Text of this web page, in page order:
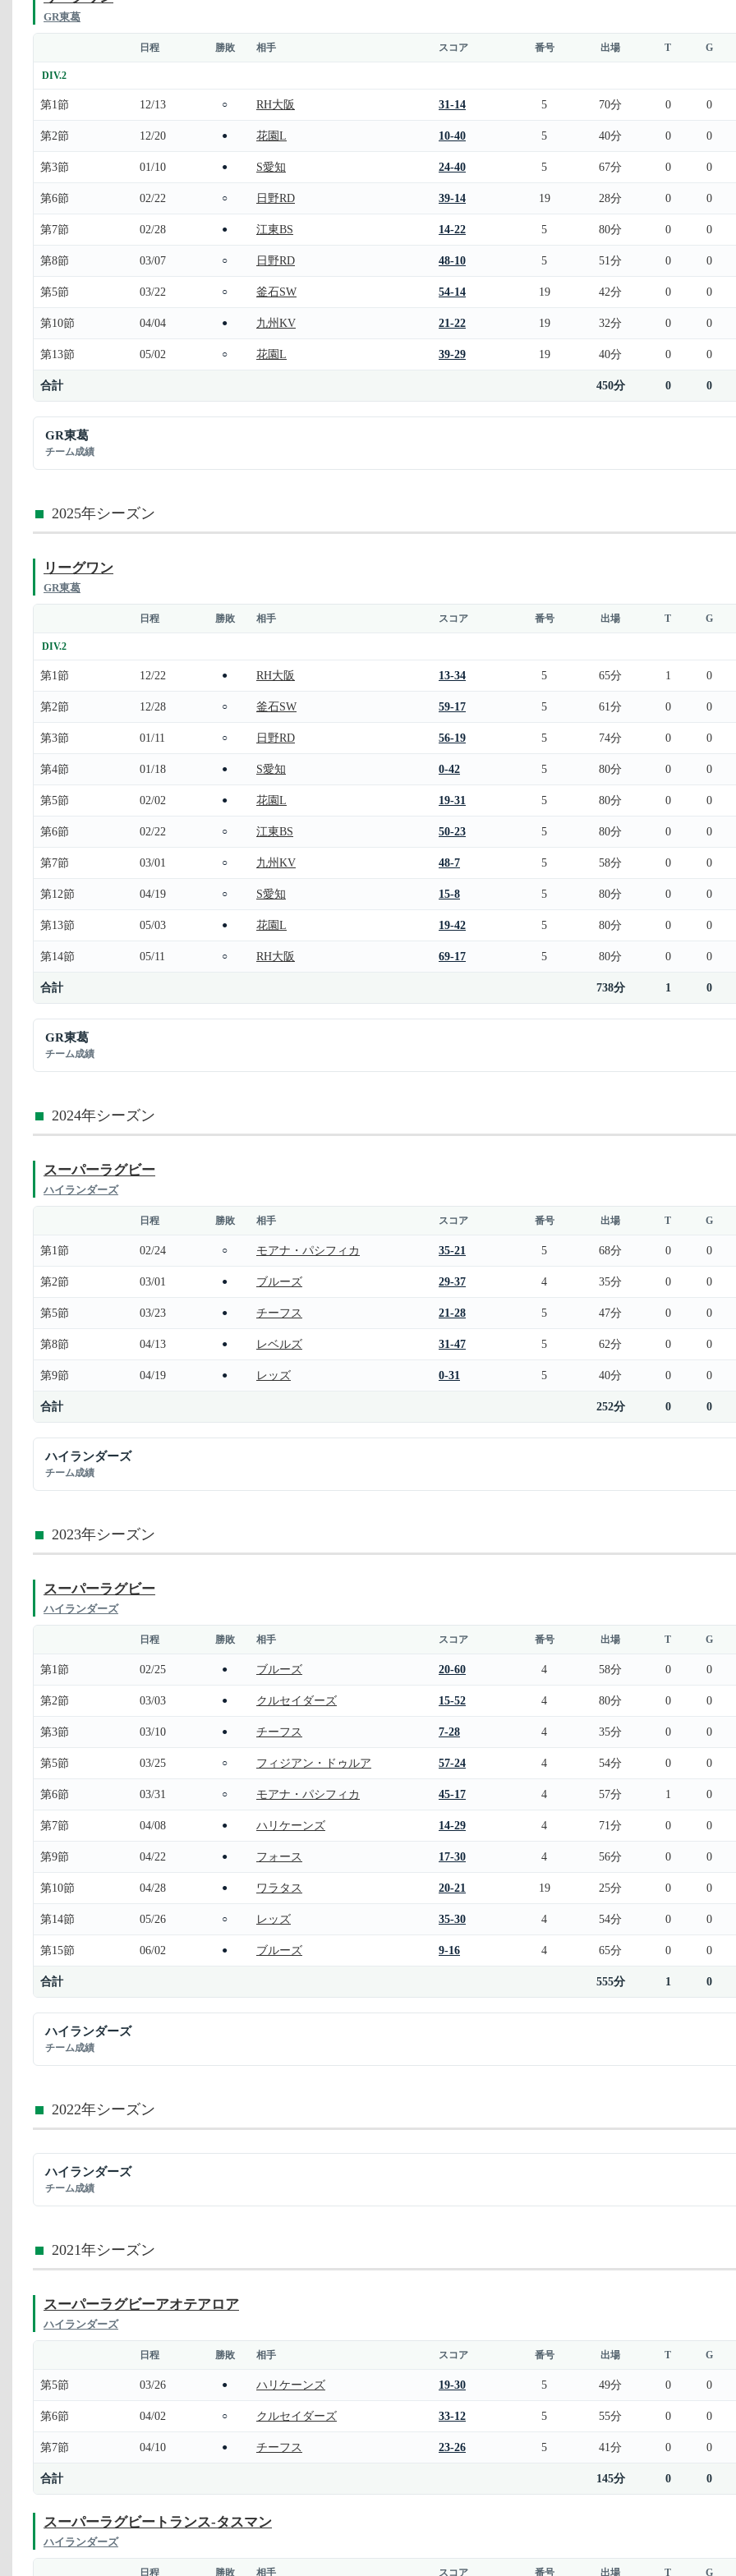
GR東葛
日程 勝敗 相手 スコア 番号 出場 T G
DIV.2
第1節 12/13 ○ RH大阪 31-14 5 70分 0 0
第2節 12/20 ● 花園L 10-40 5 40分 0 0
第3節 01/10 ● S愛知 24-40 5 67分 0 0
第6節 02/22 ○ 日野RD 39-14 19 28分 0 0
第7節 02/28 ● 江東BS 14-22 5 80分 0 0
第8節 03/07 ○ 日野RD 48-10 5 51分 0 0
第5節 03/22 ○ 釜石SW 54-14 19 42分 0 0
第10節 04/04 ● 九州KV 21-22 19 32分 0 0
第13節 05/02 ○ 花園L 39-29 19 40分 0 0
合計 450分 0 0
GR東葛
チーム成績
2025年シーズン
リーグワン
GR東葛
日程 勝敗 相手 スコア 番号 出場 T G
DIV.2
第1節 12/22 ● RH大阪 13-34 5 65分 1 0
第2節 12/28 ○ 釜石SW 59-17 5 61分 0 0
第3節 01/11 ○ 日野RD 56-19 5 74分 0 0
第4節 01/18 ● S愛知 0-42 5 80分 0 0
第5節 02/02 ● 花園L 19-31 5 80分 0 0
第6節 02/22 ○ 江東BS 50-23 5 80分 0 0
第7節 03/01 ○ 九州KV 48-7 5 58分 0 0
第12節 04/19 ○ S愛知 15-8 5 80分 0 0
第13節 05/03 ● 花園L 19-42 5 80分 0 0
第14節 05/11 ○ RH大阪 69-17 5 80分 0 0
合計 738分 1 0
GR東葛
チーム成績
2024年シーズン
スーパーラグビー
ハイランダーズ
日程 勝敗 相手 スコア 番号 出場 T G
第1節 02/24 ○ モアナ・パシフィカ 35-21 5 68分 0 0
第2節 03/01 ● ブルーズ 29-37 4 35分 0 0
第5節 03/23 ● チーフス 21-28 5 47分 0 0
第8節 04/13 ● レベルズ 31-47 5 62分 0 0
第9節 04/19 ● レッズ 0-31 5 40分 0 0
合計 252分 0 0
ハイランダーズ
チーム成績
2023年シーズン
スーパーラグビー
ハイランダーズ
日程 勝敗 相手 スコア 番号 出場 T G
第1節 02/25 ● ブルーズ 20-60 4 58分 0 0
第2節 03/03 ● クルセイダーズ 15-52 4 80分 0 0
第3節 03/10 ● チーフス 7-28 4 35分 0 0
第5節 03/25 ○ フィジアン・ドゥルア 57-24 4 54分 0 0
第6節 03/31 ○ モアナ・パシフィカ 45-17 4 57分 1 0
第7節 04/08 ● ハリケーンズ 14-29 4 71分 0 0
第9節 04/22 ● フォース 17-30 4 56分 0 0
第10節 04/28 ● ワラタス 20-21 19 25分 0 0
第14節 05/26 ○ レッズ 35-30 4 54分 0 0
第15節 06/02 ● ブルーズ 9-16 4 65分 0 0
合計 555分 1 0
ハイランダーズ
チーム成績
2022年シーズン
ハイランダーズ
チーム成績
2021年シーズン
スーパーラグビーアオテアロア
ハイランダーズ
日程 勝敗 相手 スコア 番号 出場 T G
第5節 03/26 ● ハリケーンズ 19-30 5 49分 0 0
第6節 04/02 ○ クルセイダーズ 33-12 5 55分 0 0
第7節 04/10 ● チーフス 23-26 5 41分 0 0
合計 145分 0 0
スーパーラグビートランス-タスマン
ハイランダーズ
日程 勝敗 相手 スコア 番号 出場 T G